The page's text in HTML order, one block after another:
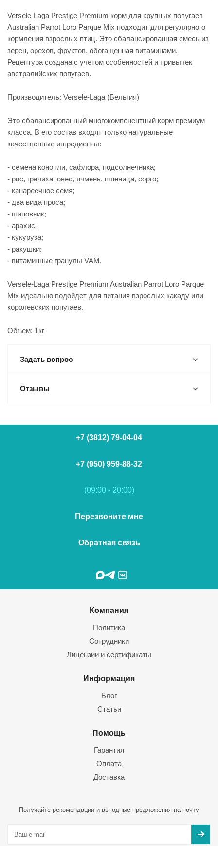
Versele-Laga Prestige Premium корм для крупных попугаев
Australian Parrot Loro Parque Mix подходит для регулярного
кормления взрослых птиц. Это сбалансированная смесь из
зерен, орехов, фруктов, обогащенная витаминами.
Рецептура создана с учетом особенностей и привычек
австралийских попугаев.
Производитель: Versele-Laga (Бельгия)
Это сбалансированный многокомпонентный корм премиум
класса. В его состав входят только натуральные
качественные ингредиенты:
- семена конопли, сафлора, подсолнечника;
- рис, гречиха, овес, ячмень, пшеница, сорго;
- канареечное семя;
- два вида проса;
- шиповник;
- арахис;
- кукуруза;
- ракушки;
- витаминные гранулы VAM.
Versele-Laga Prestige Premium Australian Parrot Loro Parque
Mix идеально подойдет для питания взрослых какаду или
королевских попугаев.
Объем: 1кг
Задать вопрос
Отзывы
+7 (3812) 79-04-04
+7 (950) 959-88-32
(09:00 - 20:00)
Перезвоните мне
Обратная связь
Компания
Политика
Сотрудники
Лицензии и сертификаты
Информация
Блог
Статьи
Помощь
Гарантия
Оплата
Доставка
Получайте рекомендации и выгодные предложения на почту